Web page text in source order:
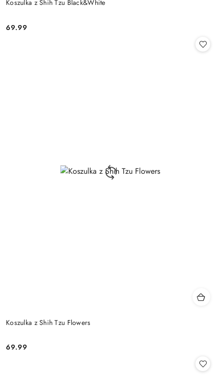
Koszulka z Shih Tzu Black&White
Cena:
69.99
Koszulka z Shih Tzu Flowers
Cena:
69.99